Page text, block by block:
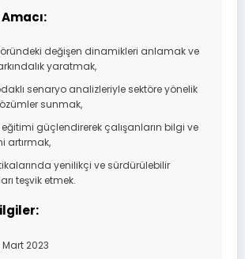
değişen dinamikleri anlamak ve
yaratmak,
senaryo analizleriyle sektöre yönelik
sunmak,
güçlendirerek çalışanların bilgi ve
artırmak,
yenilikçi ve sürdürülebilir
teşvik etmek.
Mart 2023